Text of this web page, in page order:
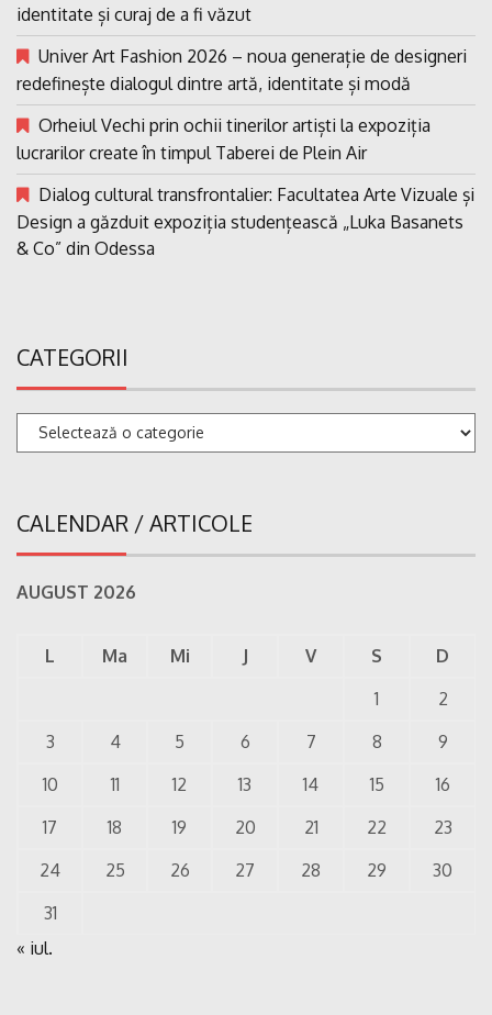
identitate și curaj de a fi văzut
Univer Art Fashion 2026 – noua generație de designeri
redefinește dialogul dintre artă, identitate și modă
Orheiul Vechi prin ochii tinerilor artiști la expoziția
lucrarilor create în timpul Taberei de Plein Air
Dialog cultural transfrontalier: Facultatea Arte Vizuale și
Design a găzduit expoziția studențească „Luka Basanets
& Co” din Odessa
CATEGORII
Categorii
CALENDAR / ARTICOLE
AUGUST 2026
L Ma Mi J V S
D
1
2
3
4 5 6 7 8
9
10
11 12 13 14 15
16
17
18 19 20 21 22
23
24
25 26 27 28 29
30
31
« iul.